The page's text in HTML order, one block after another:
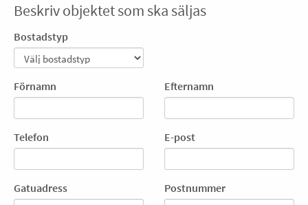
Beskriv objektet som ska säljas
Bostadstyp
Förnamn Efternamn
Telefon E-post
Gatuadress Postnummer